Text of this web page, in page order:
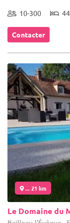
10-300
Contacter
... 21 km
Le Domaine du